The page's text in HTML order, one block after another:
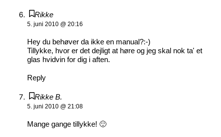
Rikke
5. juni 2010 @ 20:16
Hey du behøver da ikke en manual?:-)
Tillykke, hvor er det dejligt at høre og jeg skal nok ta' et
glas hvidvin for dig i aften.
Reply
Rikke B.
5. juni 2010 @ 21:08
Mange gange tillykke! 🙂